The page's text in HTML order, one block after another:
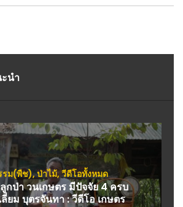
นำ
รม(พืช),ป่าไม้,วีดีโอทั้งหมด
ป่า วนเกษตร มีปัจจัย 4 ครบ
ยม บุตรจันทา : วีดีโอ เกษตร